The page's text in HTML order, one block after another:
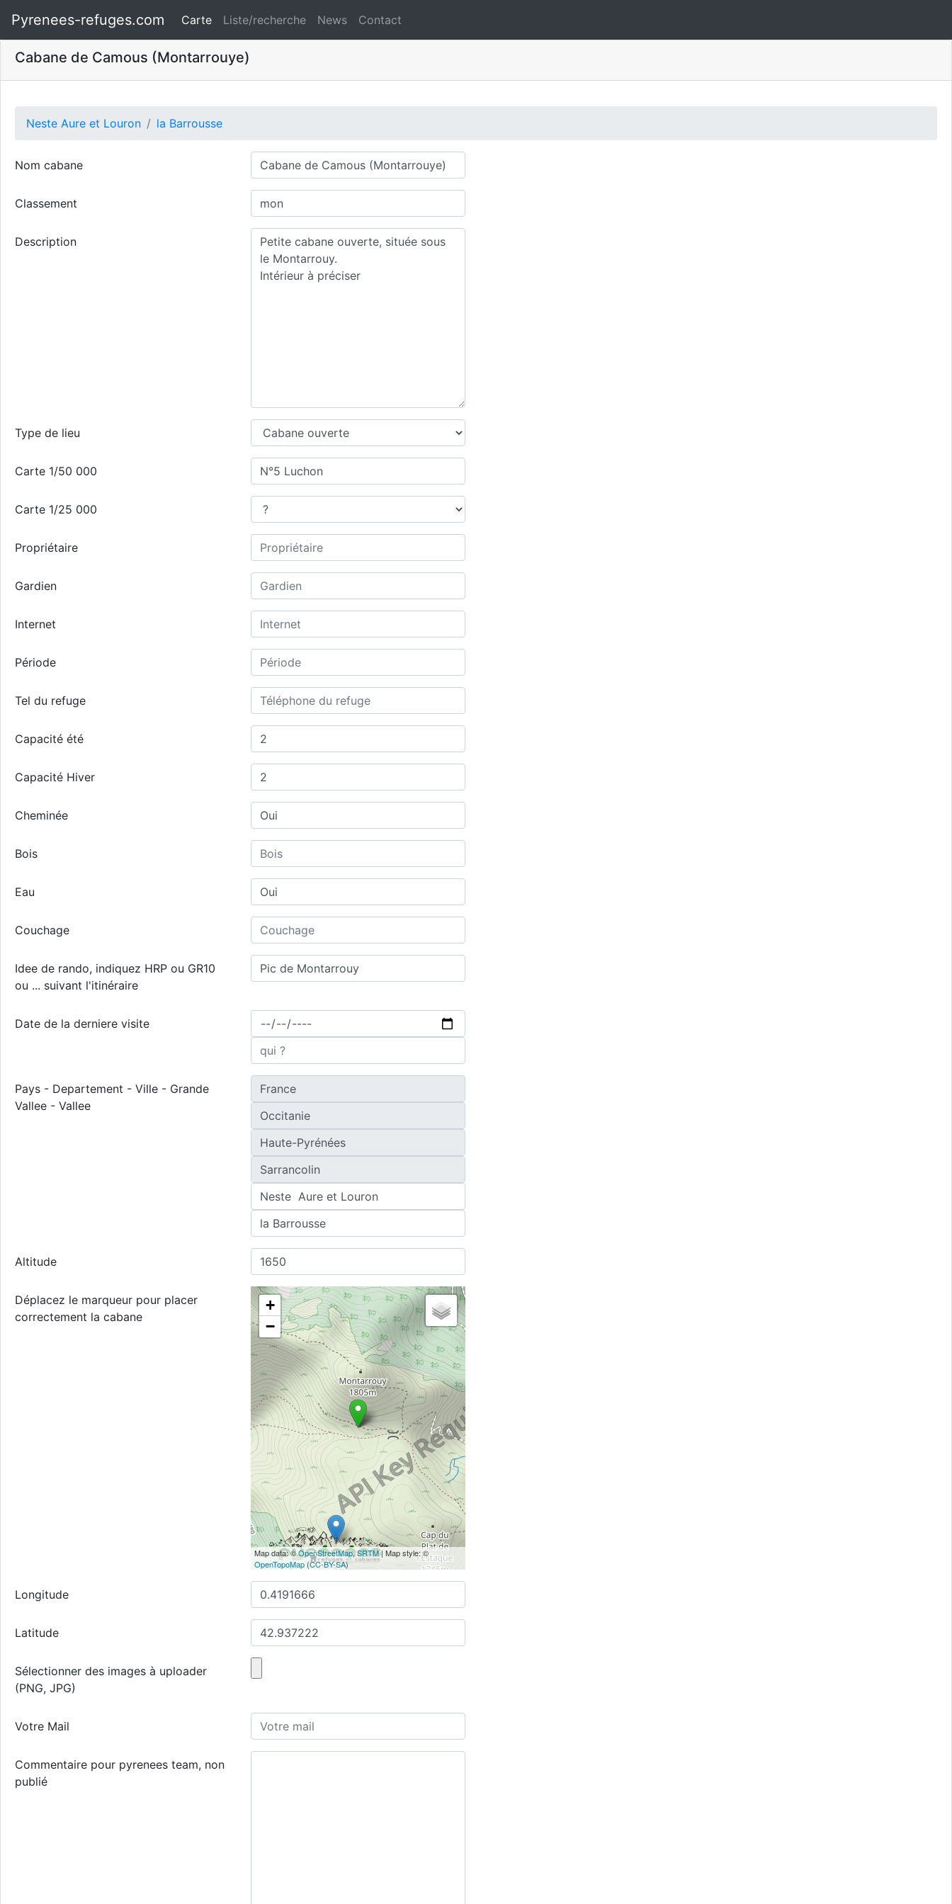
Pyrenees-refuges.com Carte Liste/recherche News Contact
Cabane de Camous (Montarrouye)
Neste Aure et Louron la Barrousse
Nom cabane
Classement
Description
Type de lieu
Carte 1/50 000
Carte 1/25 000
Propriétaire
Gardien
Internet
Période
Tel du refuge
Capacité été
Capacité Hiver
Cheminée
Bois
Eau
Couchage
Idee de rando, indiquez HRP ou GR10
ou ... suivant l'itinéraire
Date de la derniere visite
Pays - Departement - Ville - Grande
Vallee - Vallee
Altitude
Déplacez le marqueur pour placer
correctement la cabane
+
−
Map data: ©OpenStreetMap,SRTM| Map style: ©
OpenTopoMap (CC-BY-SA)
Longitude
Latitude
Sélectionner des images à uploader
(PNG, JPG)
Votre Mail
Commentaire pour pyrenees team, non
publié